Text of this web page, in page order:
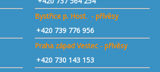
Bystřice p. Host. - přívěsy
+420 739 776 956
Praha západ Vestec - přívěsy
+420 730 143 153